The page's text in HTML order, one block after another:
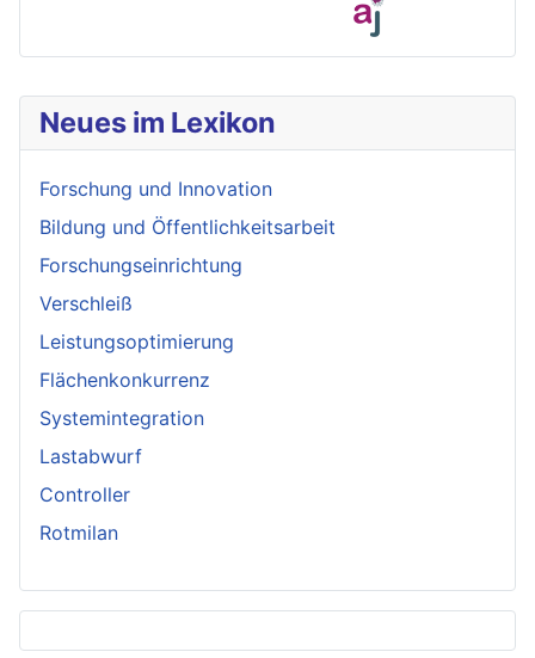
Neues im Lexikon
Forschung und Innovation
Bildung und Öffentlichkeitsarbeit
Forschungseinrichtung
Verschleiß
Leistungsoptimierung
Flächenkonkurrenz
Systemintegration
Lastabwurf
Controller
Rotmilan